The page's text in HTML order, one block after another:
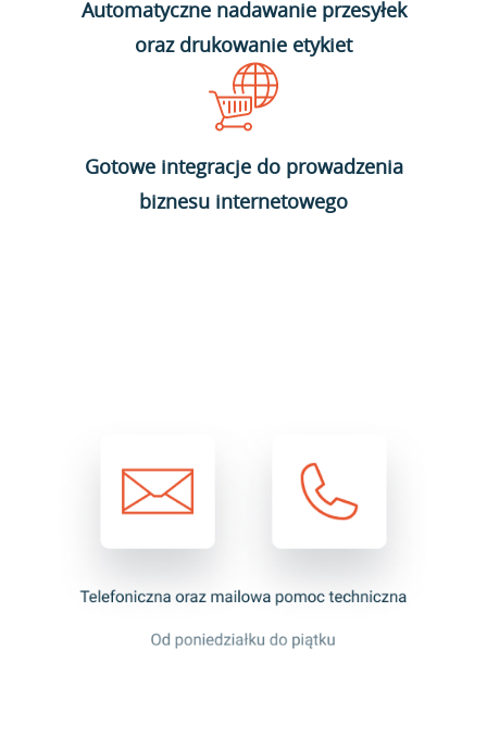
Automatyczne nadawanie przesyłek
oraz drukowanie etykiet
Gotowe integracje do prowadzenia
biznesu internetowego